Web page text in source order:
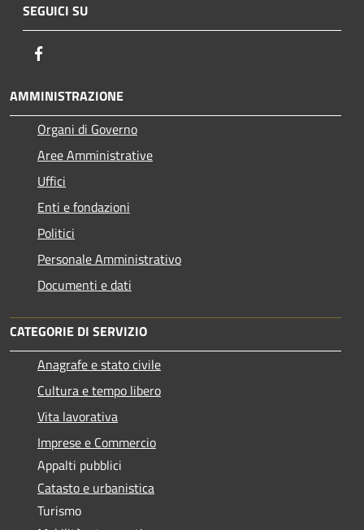
SEGUICI SU
AMMINISTRAZIONE
Organi di Governo
Aree Amministrative
Uffici
Enti e fondazioni
Politici
Personale Amministrativo
Documenti e dati
CATEGORIE DI SERVIZIO
Anagrafe e stato civile
Cultura e tempo libero
Vita lavorativa
Imprese e Commercio
Appalti pubblici
Catasto e urbanistica
Turismo